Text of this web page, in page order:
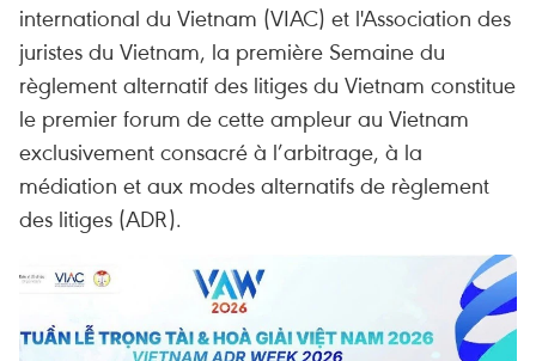
international du Vietnam (VIAC) et l'Association des
juristes du Vietnam, la première Semaine du
règlement alternatif des litiges du Vietnam constitue
le premier forum de cette ampleur au Vietnam
exclusivement consacré à l’arbitrage, à la
médiation et aux modes alternatifs de règlement
des litiges (ADR).